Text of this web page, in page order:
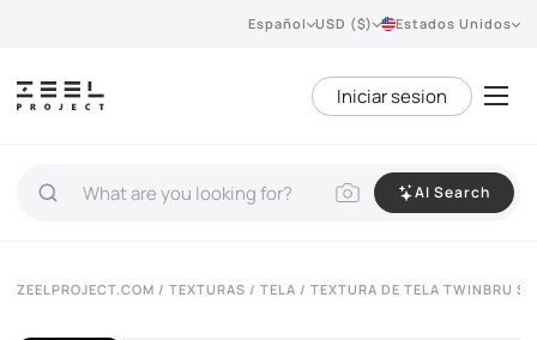
Español USD ($) Estados Unidos
Iniciar sesion
AI Search
ZEELPROJECT.COM / TEXTURAS / TELA / TEXTURA DE TELA TWINBRU